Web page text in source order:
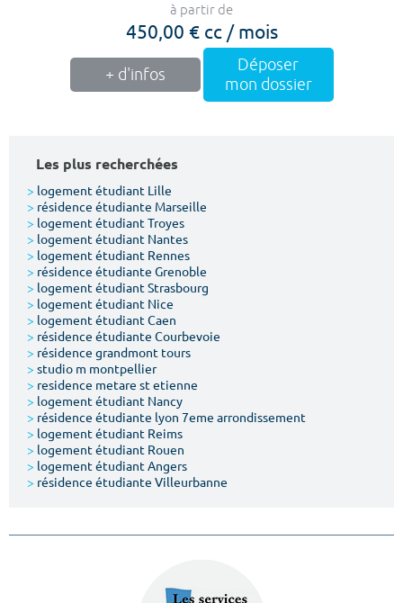
à partir de
450,00 € cc / mois
+ d'infos
Déposer
mon dossier
Les plus recherchées
> logement étudiant Lille
> résidence étudiante Marseille
> logement étudiant Troyes
> logement étudiant Nantes
> logement étudiant Rennes
> résidence étudiante Grenoble
> logement étudiant Strasbourg
> logement étudiant Nice
> logement étudiant Caen
> résidence étudiante Courbevoie
> résidence grandmont tours
> studio m montpellier
> residence metare st etienne
> logement étudiant Nancy
> résidence étudiante lyon 7eme arrondissement
> logement étudiant Reims
> logement étudiant Rouen
> logement étudiant Angers
> résidence étudiante Villeurbanne